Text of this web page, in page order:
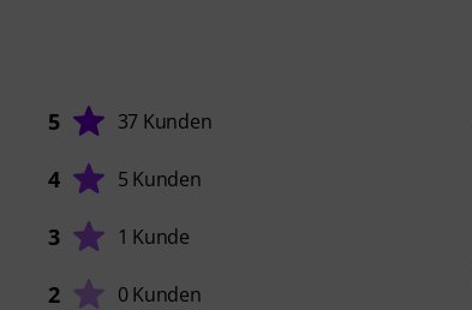
5 37 Kunden
4 5 Kunden
3 1 Kunde
2 0 Kunden